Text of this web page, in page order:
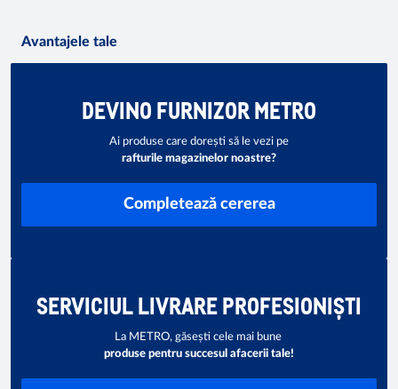
Avantajele tale
DEVINO FURNIZOR METRO
Ai produse care dorești să le vezi pe
rafturile magazinelor noastre?
Completează cererea
SERVICIUL LIVRARE PROFESIONIȘTI
La METRO, găsești cele mai bune
produse pentru succesul afacerii tale!